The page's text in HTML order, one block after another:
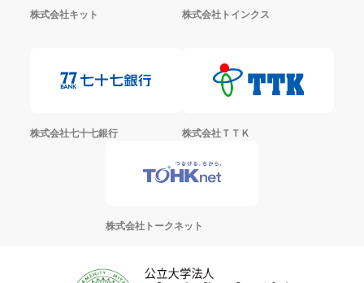
株式会社キット 株式会社トインクス
株式会社七十七銀行 株式会社ＴＴＫ
株式会社トークネット